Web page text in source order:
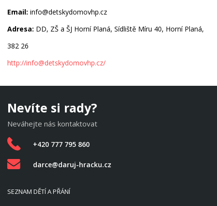
Email: info@detskydomovhp.cz
Adresa: DD, ZŠ a ŠJ Horní Planá, Sídliště Míru 40, Horní Planá,
382 26
http://info@detskydomovhp.cz/
Nevíte si rady?
Neváhejte nás kontaktovat
+420 777 795 860
darce@daruj-hracku.cz
SEZNAM DĚTÍ A PŘÁNÍ